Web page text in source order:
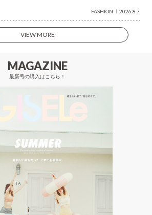
FASHION 2026.8.7
VIEW MORE
MAGAZINE
最新号の購入はこちら！